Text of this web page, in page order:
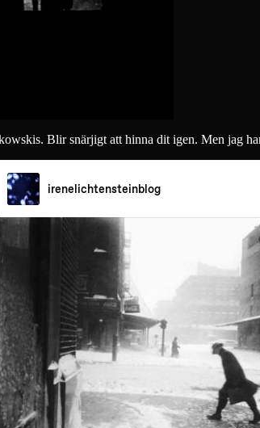
Blir snärjigt att hinna dit igen. Men jag